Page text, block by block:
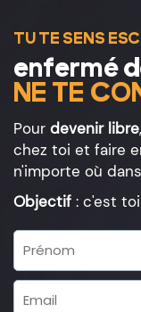
TU TE SENS
enfermé
NE TE
Pour devenir libre
chez toi et faire
n'importe où
Objectif : c'est